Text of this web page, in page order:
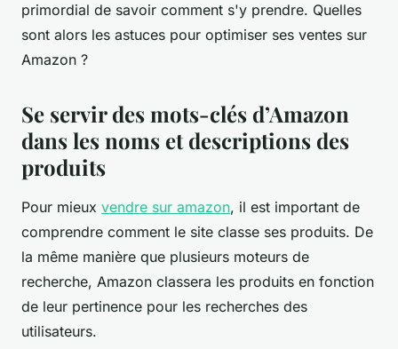
primordial de savoir comment s'y prendre. Quelles
sont alors les astuces pour optimiser ses ventes sur
Amazon ?
Se servir des mots-clés d’Amazon
dans les noms et descriptions des
produits
Pour mieux vendre sur amazon, il est important de
comprendre comment le site classe ses produits. De
la même manière que plusieurs moteurs de
recherche, Amazon classera les produits en fonction
de leur pertinence pour les recherches des
utilisateurs.